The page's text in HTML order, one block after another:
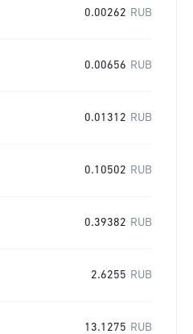
0.00262 RUB
0.00656 RUB
0.01312 RUB
0.10502 RUB
0.39382 RUB
2.6255 RUB
13.1275 RUB